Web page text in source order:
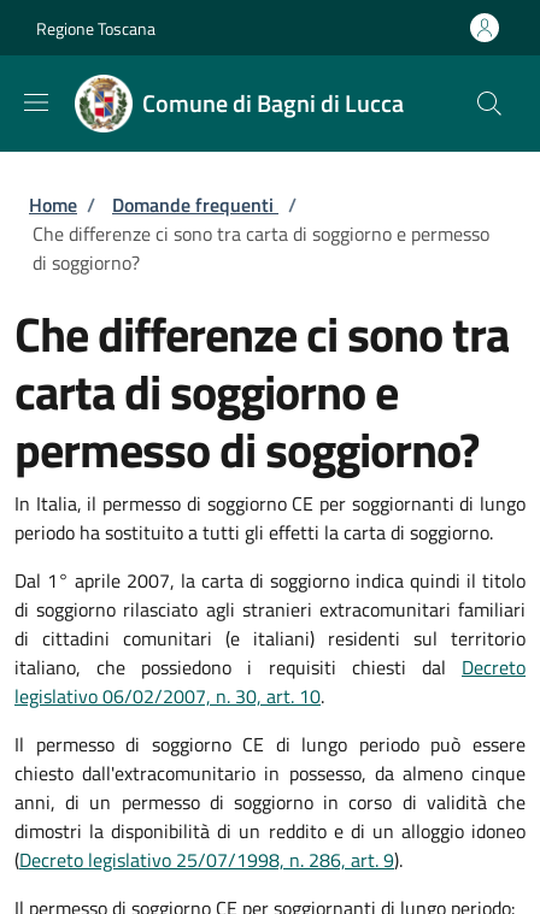
Regione Toscana
Comune di Bagni di Lucca
Briciole di pane
Home / Domande frequenti /
Che differenze ci sono tra carta di soggiorno e permesso
di soggiorno?
Che differenze ci sono tra
carta di soggiorno e
permesso di soggiorno?
In Italia, il permesso di soggiorno CE per soggiornanti di lungo
periodo ha sostituito a tutti gli effetti la carta di soggiorno.
Dal 1° aprile 2007, la carta di soggiorno indica quindi il titolo
di soggiorno rilasciato agli stranieri extracomunitari familiari
di cittadini comunitari (e italiani) residenti sul territorio
italiano, che possiedono i requisiti chiesti dal Decreto
legislativo 06/02/2007, n. 30, art. 10.
Il permesso di soggiorno CE di lungo periodo può essere
chiesto dall'extracomunitario in possesso, da almeno cinque
anni, di un permesso di soggiorno in corso di validità che
dimostri la disponibilità di un reddito e di un alloggio idoneo
(Decreto legislativo 25/07/1998, n. 286, art. 9).
Il permesso di soggiorno CE per soggiornanti di lungo periodo: